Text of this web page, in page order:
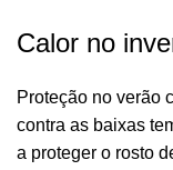
Calor no
Proteção no verão
contra as baixas
a proteger o rosto